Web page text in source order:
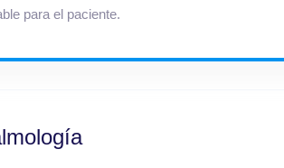
para el paciente.